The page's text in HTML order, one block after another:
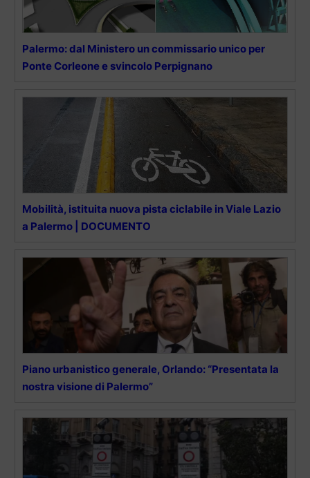
Palermo: dal Ministero un commissario unico per
Ponte Corleone e svincolo Perpignano
Mobilità, istituita nuova pista ciclabile in Viale Lazio
a Palermo | DOCUMENTO
Piano urbanistico generale, Orlando: “Presentata la
nostra visione di Palermo”